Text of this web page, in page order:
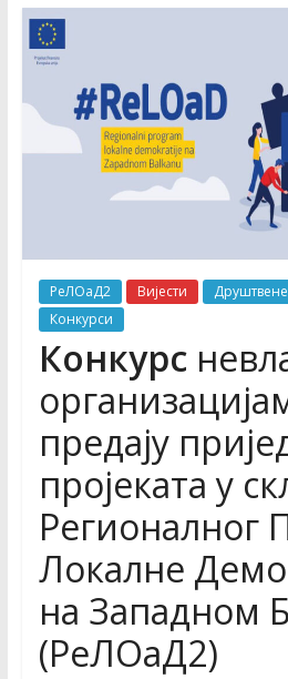
РеЛОаД2 Вијести
Друштвене
Конкурси
Конкурс
предају
пројеката у
Регионалног
Локалне
на Западном
(РеЛОаД2)